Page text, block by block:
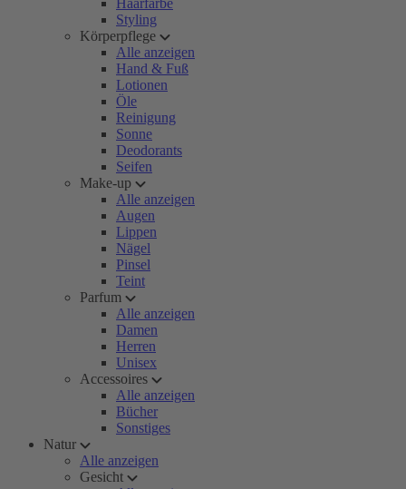
Haarfarbe
Styling
Körperpflege
Alle anzeigen
Hand & Fuß
Lotionen
Öle
Reinigung
Sonne
Deodorants
Seifen
Make-up
Alle anzeigen
Augen
Lippen
Nägel
Pinsel
Teint
Parfum
Alle anzeigen
Damen
Herren
Unisex
Accessoires
Alle anzeigen
Bücher
Sonstiges
Natur
Alle anzeigen
Gesicht